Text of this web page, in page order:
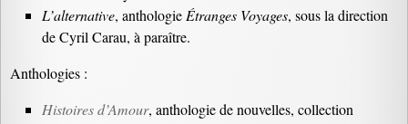
L’alternative, anthologie Étranges Voyages, sous la direction
de Cyril Carau, à paraître.
Anthologies :
Histoires d’Amour, anthologie de nouvelles, collection